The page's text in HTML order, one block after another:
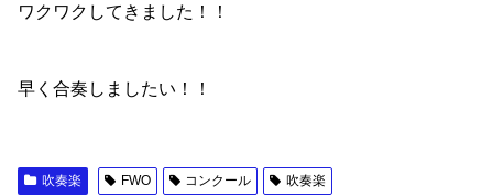
ワクワクしてきました！！
早く合奏しましたい！！
吹奏楽 FWO コンクール
吹奏楽